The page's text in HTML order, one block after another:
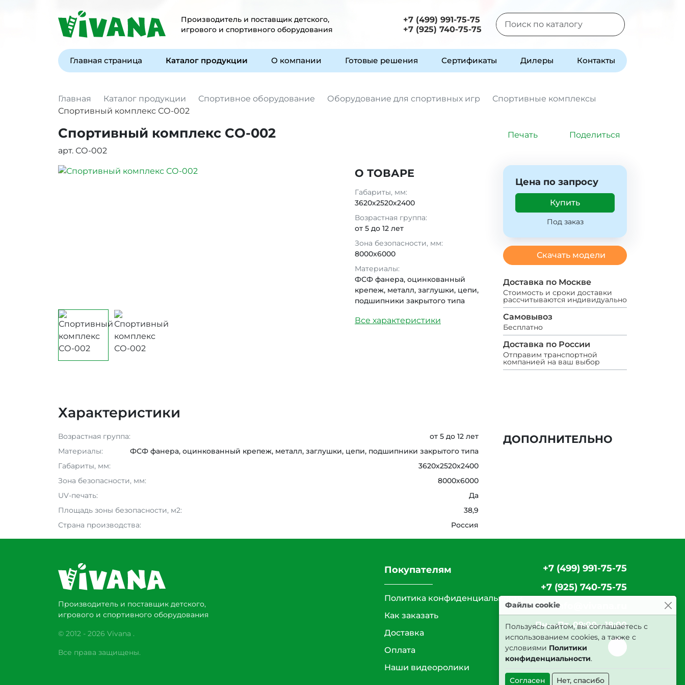
Производитель и поставщик детского,
игрового и спортивного оборудования
+7 (499) 991-75-75
+7 (925) 740-75-75
Главная страница Каталог продукции О компании Готовые решения Сертификаты Дилеры Контакты
Главная Каталог продукции Спортивное оборудование Оборудование для спортивных игр
Спортивные комплексы
Спортивный комплекс СО-002
Спортивный комплекс СО-002 Печать
Поделиться
арт. СО-002
О ТОВАРЕ
Габариты, мм:
3620х2520х2400
Возрастная группа:
от 5 до 12 лет
Зона безопасности, мм:
8000x6000
Материалы:
ФСФ фанера, оцинкованный
крепеж, металл, заглушки, цепи,
подшипники закрытого типа
Все характеристики
Цена по запросу
Купить
Под заказ
Скачать модели
Доставка по Москве
Стоимость и сроки доставки
рассчитываются индивидуально
Самовывоз
Бесплатно
Доставка по России
Отправим транспортной
компанией на ваш выбор
Характеристики
Возрастная группа:
от 5 до 12 лет
Материалы:
ФСФ фанера, оцинкованный крепеж, металл, заглушки, цепи, подшипники закрытого типа
Габариты, мм:
3620х2520х2400
Зона безопасности, мм:
8000x6000
UV-печать:
Да
Площадь зоны безопасности, м2:
38,9
Страна производства:
Россия
ДОПОЛНИТЕЛЬНО
Производитель и поставщик детского,
игрового и спортивного оборудования
© 2012 - 2026 Vivana .
Все права защищены.
Покупателям
Политика конфиденциальности
Как заказать
Доставка
Оплата
Наши видеоролики
+7 (499) 991-75-75
+7 (925) 740-75-75
info@vivana.ru
Пн.—Пт. 09:00—18:00
Файлы cookie
Пользуясь сайтом, вы соглашаетесь с
использованием cookies, а также с
условиями Политики
конфиденциальности.
Согласен Нет, спасибо